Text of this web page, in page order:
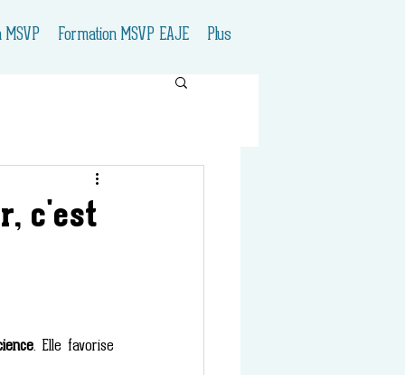
Formation MSVP EAJE Plus
c'est
. Elle favorise